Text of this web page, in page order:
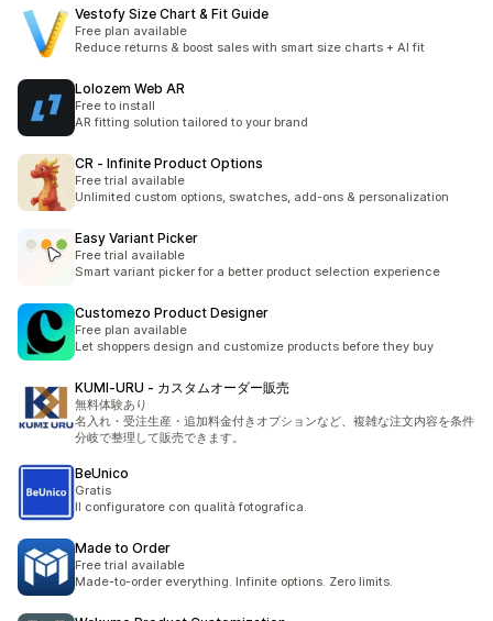
Vestofy Size Chart & Fit Guide
Free plan available
Reduce returns & boost sales with smart size charts + AI fit
Lolozem Web AR
Free to install
AR fitting solution tailored to your brand
CR ‑ Infinite Product Options
Free trial available
Unlimited custom options, swatches, add-ons & personalization
Easy Variant Picker
Free trial available
Smart variant picker for a better product selection experience
Customezo Product Designer
Free plan available
Let shoppers design and customize products before they buy
KUMI‑URU ‑ カスタムオーダー販売
無料体験あり
名入れ・受注生産・追加料金付きオプションなど、複雑な注文内容を条件
分岐で整理して販売できます。
BeUnico
Gratis
Il configuratore con qualità fotografica.
Made to Order
Free trial available
Made-to-order everything. Infinite options. Zero limits.